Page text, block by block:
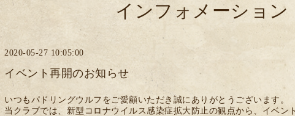
インフォメーション
2020-05-27 10:05:00
イベント再開のお知らせ
いつもパドリングウルフをご愛顧いただき誠にありがとうございます。
当クラブでは、新型コロナウイルス感染症拡大防止の観点から、イベン